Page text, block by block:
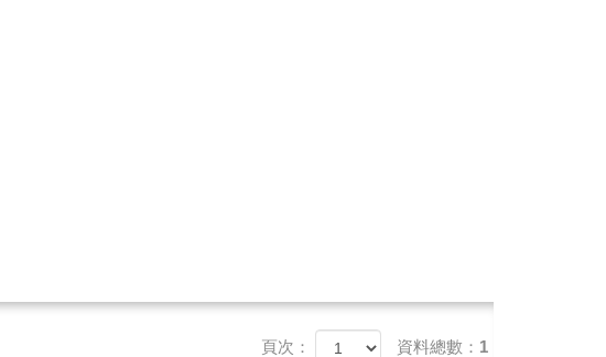
頁次： 資料總數：1